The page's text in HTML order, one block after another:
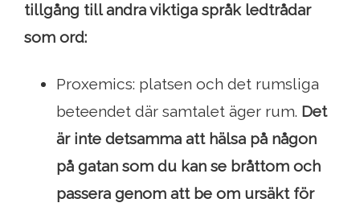
tillgång till andra viktiga språk ledtrådar
som ord:
Proxemics: platsen och det rumsliga
beteendet där samtalet äger rum. Det
är inte detsamma att hälsa på någon
på gatan som du kan se bråttom och
passera genom att be om ursäkt för